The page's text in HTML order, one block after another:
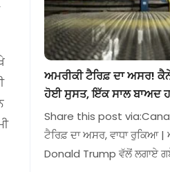
ਅਮਰੀਕੀ ਟੈਰਿਫ਼ ਦਾ ਅਸਰ!
ਹੋਈ ਸੁਸਤ, ਇੱਕ ਸਾਲ ਬਾਅਦ
Share this post
ਟੈਰਿਫ਼ ਦਾ ਅਸਰ, ਵਾਧਾ ਰੁਕਿਆ |
Donald Trump ਵੱਲੋਂ ਲਗਾਏ